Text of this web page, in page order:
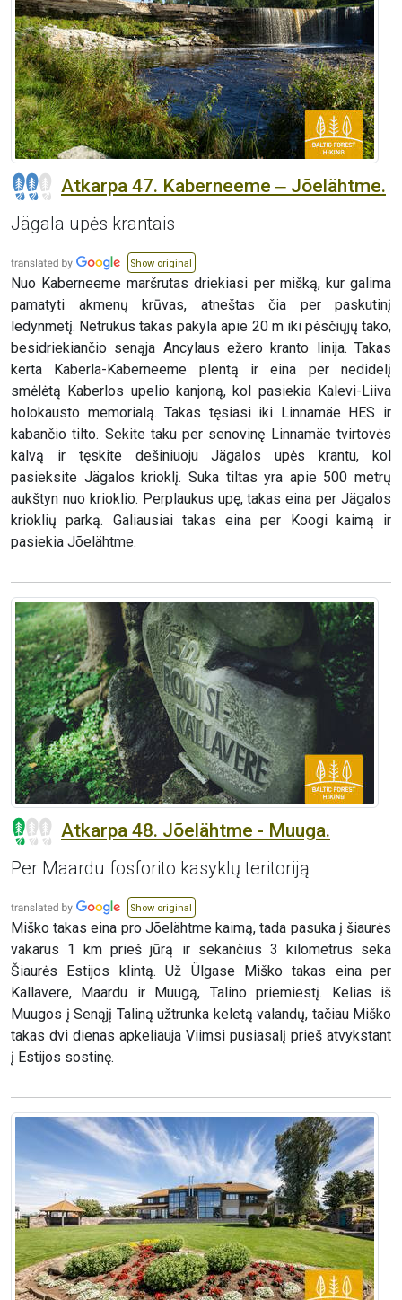
Atkarpa 47. Kaberneeme ‒ Jõelähtme.
Jägala upės krantais
Show original
Nuo Kaberneeme maršrutas driekiasi per mišką, kur galima
pamatyti akmenų krūvas, atneštas čia per paskutinį
ledynmetį. Netrukus takas pakyla apie 20 m iki pėsčiųjų tako,
besidriekiančio senąja Ancylaus ežero kranto linija. Takas
kerta Kaberla-Kaberneeme plentą ir eina per nedidelį
smėlėtą Kaberlos upelio kanjoną, kol pasiekia Kalevi-Liiva
holokausto memorialą. Takas tęsiasi iki Linnamäe HES ir
kabančio tilto. Sekite taku per senovinę Linnamäe tvirtovės
kalvą ir tęskite dešiniuoju Jägalos upės krantu, kol
pasieksite Jägalos krioklį. Suka tiltas yra apie 500 metrų
aukštyn nuo krioklio. Perplaukus upę, takas eina per Jägalos
krioklių parką. Galiausiai takas eina per Koogi kaimą ir
pasiekia Jõelähtme.
Atkarpa 48. Jõelähtme - Muuga.
Per Maardu fosforito kasyklų teritoriją
Show original
Miško takas eina pro Jõelähtme kaimą, tada pasuka į šiaurės
vakarus 1 km prieš jūrą ir sekančius 3 kilometrus seka
Šiaurės Estijos klintą. Už Ülgase Miško takas eina per
Kallavere, Maardu ir Muugą, Talino priemiestį. Kelias iš
Muugos į Senąjį Taliną užtrunka keletą valandų, tačiau Miško
takas dvi dienas apkeliauja Viimsi pusiasalį prieš atvykstant
į Estijos sostinę.